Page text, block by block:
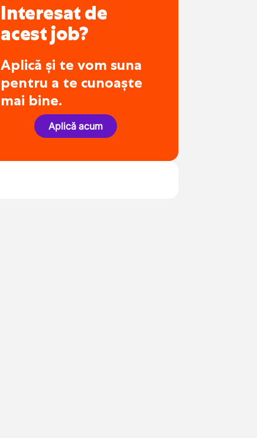
Interesat de
acest job?
Aplică și te vom suna
pentru a te cunoaște
mai bine.
Aplică acum